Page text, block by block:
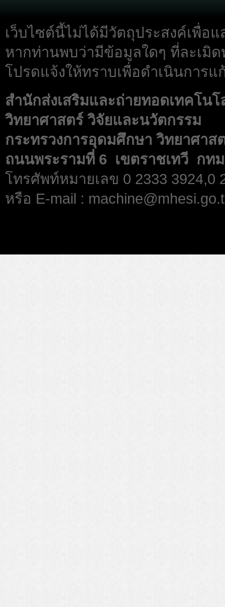
เว็บไซต์นี้ไม่ได้มีวัตถุประสงค์เพื่อแ
หากท่านพบว่ามีข้อมูลใดๆ ที่ละเมิ
โปรดแจ้งให้ทราบเพื่อดำเนินการ
สำนักส่งเสริมและถ่ายทอดเทคโน
วิทยาศาสตร์ วิจัยและนวัตกรรม
กระทรวงการอุดมศึกษา วิทยาศาส
ถนนพระรามที่ 6 เขตราชเทวี กทม
โทรศัพท์หมายเลข 0 2333 3924,0
หรือ E-mail :